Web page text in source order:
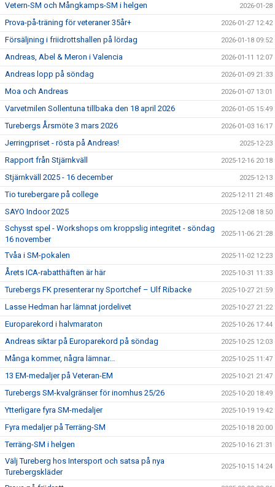
Vetern-SM och Mångkamps-SM i helgen 2026-01-28
Prova-på-träning för veteraner 35år+ 2026-01-27 12:42
Försäljning i friidrottshallen på lördag 2026-01-18 09:52
Andreas, Abel & Meron i Valencia 2026-01-11 12:07
Andreas lopp på söndag 2026-01-09 21:33
Moa och Andreas 2026-01-07 13:01
Varvetmilen Sollentuna tillbaka den 18 april 2026 2026-01-05 15:49
Turebergs Årsmöte 3 mars 2026 2026-01-03 16:17
Jerringpriset - rösta på Andreas! 2025-12-23
Rapport från Stjärnkväll 2025-12-16 20:18
Stjärnkväll 2025 - 16 december 2025-12-13
Tio turebergare på college 2025-12-11 21:48
SAYO Indoor 2025 2025-12-08 18:50
Schysst spel - Workshops om kroppslig integritet - söndag
16 november
2025-11-06 21:28
Tvåa i SM-pokalen 2025-11-02 12:23
Årets ICA-rabatthäften är här 2025-10-31 11:33
Turebergs FK presenterar ny Sportchef – Ulf Ribacke 2025-10-27 21:59
Lasse Hedman har lämnat jordelivet 2025-10-27 21:22
Europarekord i halvmaraton 2025-10-26 17:44
Andreas siktar på Europarekord på söndag 2025-10-25 12:03
Många kommer, några lämnar... 2025-10-25 11:47
13 EM-medaljer på Veteran-EM 2025-10-21 21:47
Turebergs SM-kvalgränser för inomhus 25/26 2025-10-20 18:49
Ytterligare fyra SM-medaljer 2025-10-19 19:42
Fyra medaljer på Terräng-SM 2025-10-18 20:00
Terräng-SM i helgen 2025-10-16 21:31
Välj Tureberg hos Intersport och satsa på nya
Turebergskläder
2025-10-15 14:24